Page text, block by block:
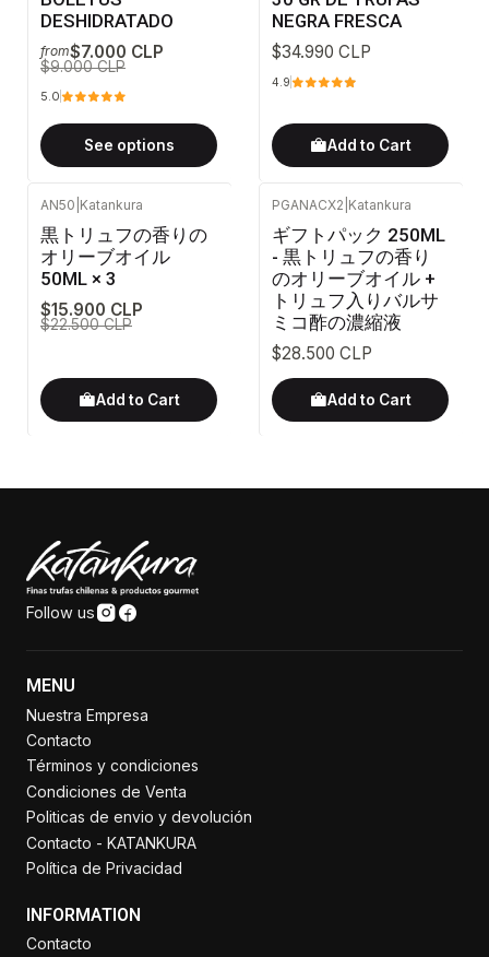
DESHIDRATADO
from$7.000 CLP
$9.000 CLP
5.0
See options
NEGRA FRESCA
$34.990 CLP
4.9
Add to Cart
AN50 Katankura
黒トリュフの香りの
オリーブオイル
50ML × 3
$15.900 CLP
$22.500 CLP
Add to Cart
PGANACX2 Katankura
ギフトパック 250ML
- 黒トリュフの香り
のオリーブオイル +
トリュフ入りバルサ
ミコ酢の濃縮液
$28.500 CLP
Add to Cart
Follow us
MENU
Nuestra Empresa
Contacto
Términos y condiciones
Condiciones de Venta
Politicas de envio y devolución
Contacto - KATANKURA
Política de Privacidad
INFORMATION
Contacto